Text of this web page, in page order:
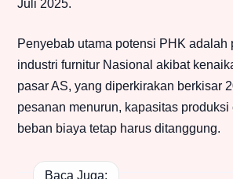
Juli 2025.
Penyebab utama potensi PHK adalah
industri furnitur Nasional akibat
pasar AS, yang diperkirakan berkisar
pesanan menurun, kapasitas produksi
beban biaya tetap harus ditanggung.
Baca Juga: